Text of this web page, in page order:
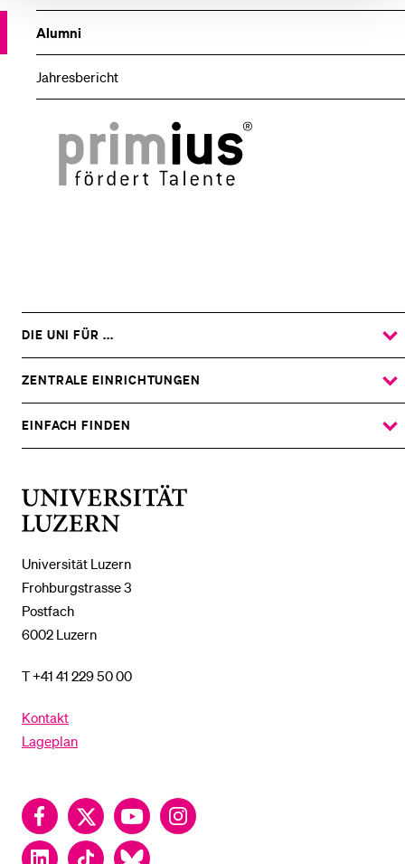
Alumni
Jahresbericht
primius
Universität Luzern
Frohburgstrasse 3
Postfach
6002 Luzern
T +41 41 229 50 00
Kontakt
Lageplan
FacebookTwitter YouTubeInstagram
LinkedInTikTok Bluesky
DIE UNI FÜR ...
ZEIGE
DAS
UNTERMENÜ
ZENTRALE EINRICHTUNGEN
ZEIGE
DAS
UNTERMENÜ
EINFACH FINDEN
ZEIGE
DAS